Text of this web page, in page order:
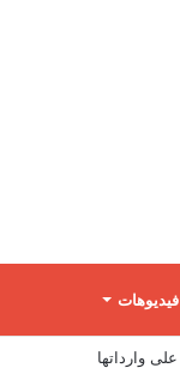
فيديوهات
بالتجسس العسكري